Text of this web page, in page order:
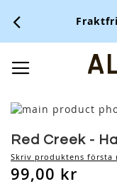
Skip
the
end
of
the
to
the
beginning
of
Red Creek -
Skriv produktens första
99,00 kr